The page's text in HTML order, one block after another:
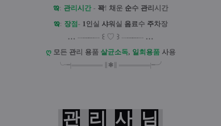
ఇ: 관리 시 간 - 꽉! 채 운 순수 관리 시간
ఇ: 장점 - 1인실 샤워 실 음료수 주차장
… --------- ꒰ ♡ ꒱ --------- …
ღ 모든 관리 용품 살균소독, 일 회 용품 사용
╰╼|═══════ ✱ ═══════|╾╯
관 리 사 님